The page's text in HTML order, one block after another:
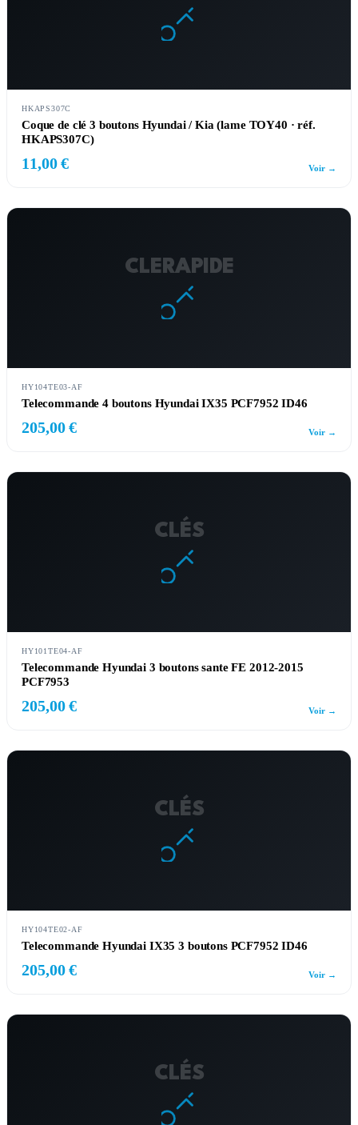
HKAPS307C
Coque de clé 3 boutons Hyundai / Kia (lame TOY40 · réf.
HKAPS307C)
11,00 € Voir →
CLERAPIDE
HY104TE03-AF
Telecommande 4 boutons Hyundai IX35 PCF7952 ID46
205,00 € Voir →
CLÉS
HY101TE04-AF
Telecommande Hyundai 3 boutons sante FE 2012-2015
PCF7953
205,00 € Voir →
CLÉS
HY104TE02-AF
Telecommande Hyundai IX35 3 boutons PCF7952 ID46
205,00 € Voir →
CLÉS